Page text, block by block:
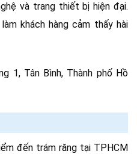
và trang thiết bị hiện đại.
khách hàng cảm thấy hài
1, Tân Bình, Thành phố Hồ
đến trám răng tại TPHCM